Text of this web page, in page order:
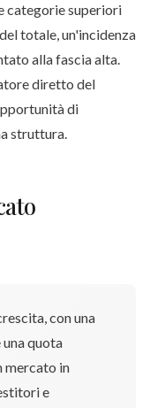
categorie superiori
totale, un'incidenza
alla fascia alta.
diretto del
di
struttura.
con una
quota
mercato in
e